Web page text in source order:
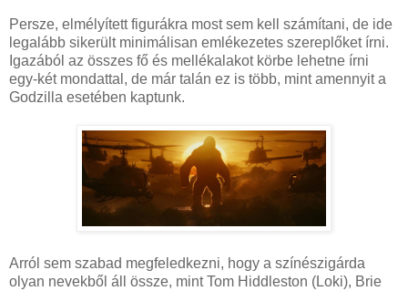
Persze, elmélyített figurákra most sem kell számítani, de ide
legalább sikerült minimálisan emlékezetes szereplőket írni.
Igazából az összes fő és mellékalakot körbe lehetne írni
egy-két mondattal, de már talán ez is több, mint amennyit a
Godzilla esetében kaptunk.
Arról sem szabad megfeledkezni, hogy a színészigárda
olyan nevekből áll össze, mint Tom Hiddleston (Loki), Brie